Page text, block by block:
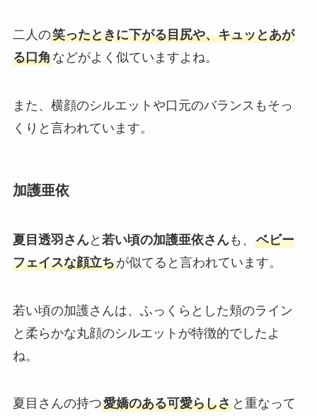
二人の笑ったときに下がる目尻や、キュッとあが
る口角などがよく似ていますよね。
また、横顔のシルエットや口元のバランスもそっ
くりと言われています。
加護亜依
夏目透羽さんと 若い頃の加護亜依さんも、 ベビー
フェイスな顔立ちが似てると言われています。
若い頃の加護さんは、ふっくらとした頬のライン
と柔らかな丸顔のシルエットが特徴的でしたよ
ね。
夏目さんの持つ愛嬌のある可愛らしさと重なって